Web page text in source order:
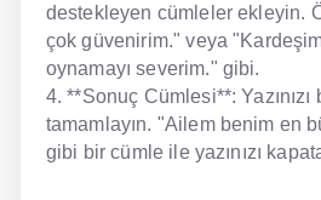
destekleyen cümleler ekleyin.
çok güvenirim." veya
oynamayı severim." gibi.
4. **Sonuç Cümlesi**:
tamamlayın. "Ailem benim en
gibi bir cümle ile yazınızı